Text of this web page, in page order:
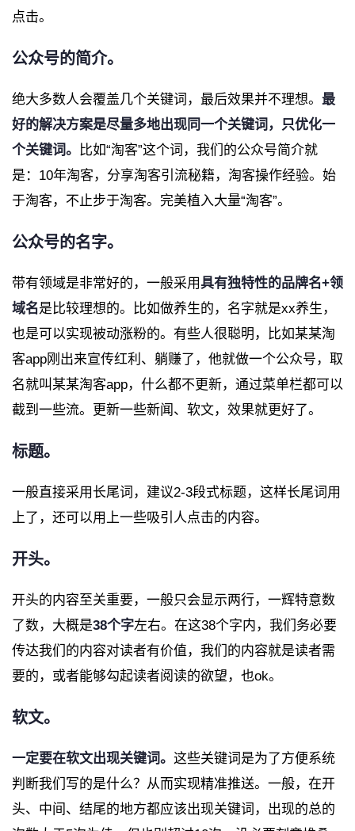
点击。
公众号的简介。
绝大多数人会覆盖几个关键词，最后效果并不理想。 最
好的解决方案是尽量多地出现同一个关键词，只优化一
个关键词。
比如“淘客”这个词，我们的公众号简介就
是：10年淘客，分享淘客引流秘籍，淘客操作经验。始
于淘客，不止步于淘客。完美植入大量“淘客”。
公众号的名字。
带有领域是非常好的，一般采用具有独特性的品牌名+领
域名是比较理想的。比如做养生的，名字就是xx养生，
也是可以实现被动涨粉的。有些人很聪明，比如某某淘
客app刚出来宣传红利、躺赚了，他就做一个公众号，取
名就叫某某淘客app，什么都不更新，通过菜单栏都可以
截到一些流。更新一些新闻、软文，效果就更好了。
标题。
一般直接采用长尾词，建议2-3段式标题，这样长尾词用
上了，还可以用上一些吸引人点击的内容。
开头。
开头的内容至关重要，一般只会显示两行，一辉特意数
了数，大概是38个字左右。在这38个字内，我们务必要
传达我们的内容对读者有价值，我们的内容就是读者需
要的，或者能够勾起读者阅读的欲望，也ok。
软文。
一定要在软文出现关键词。 这些关键词是为了方便系统
判断我们写的是什么？从而实现精准推送。一般，在开
头、中间、结尾的地方都应该出现关键词，出现的总的